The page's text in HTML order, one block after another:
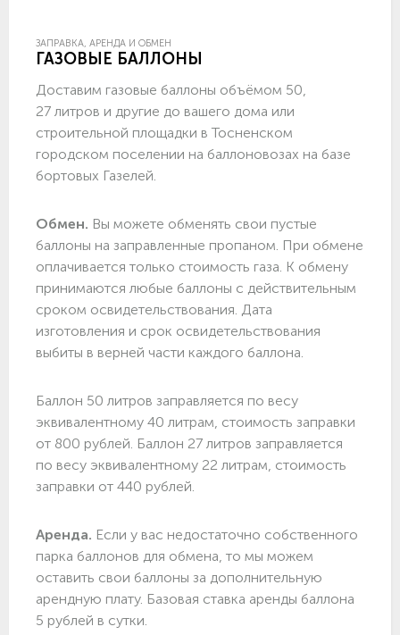
ЗАПРАВКА, АРЕНДА И ОБМЕН
ГАЗОВЫЕ БАЛЛОНЫ
Доставим газовые баллоны объёмом 50,
27 литров и другие до вашего дома или
строительной площадки в Тосненском
городском поселении на баллоновозах на базе
бортовых Газелей.
Обмен. Вы можете обменять свои пустые
баллоны на заправленные пропаном. При обмене
оплачивается только стоимость газа. К обмену
принимаются любые баллоны с действительным
сроком освидетельствования. Дата
изготовления и срок освидетельствования
выбиты в верней части каждого баллона.
Баллон 50 литров заправляется по весу
эквивалентному 40 литрам, стоимость заправки
от 800 рублей. Баллон 27 литров заправляется
по весу эквивалентному 22 литрам, стоимость
заправки от 440 рублей.
Аренда. Если у вас недостаточно собственного
парка баллонов для обмена, то мы можем
оставить свои баллоны за дополнительную
арендную плату. Базовая ставка аренды баллона
5 рублей в сутки.